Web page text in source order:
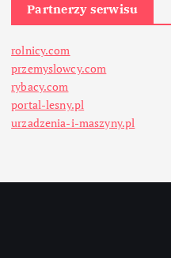
Partnerzy serwisu
rolnicy.com
przemyslowcy.com
rybacy.com
portal-lesny.pl
urzadzenia-i-maszyny.pl